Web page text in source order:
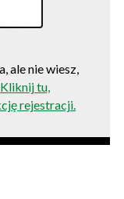
ale nie wiesz,
Kliknij tu,
rejestracji.